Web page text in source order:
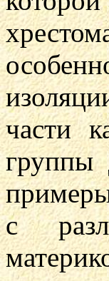
части
группы
примеры
с